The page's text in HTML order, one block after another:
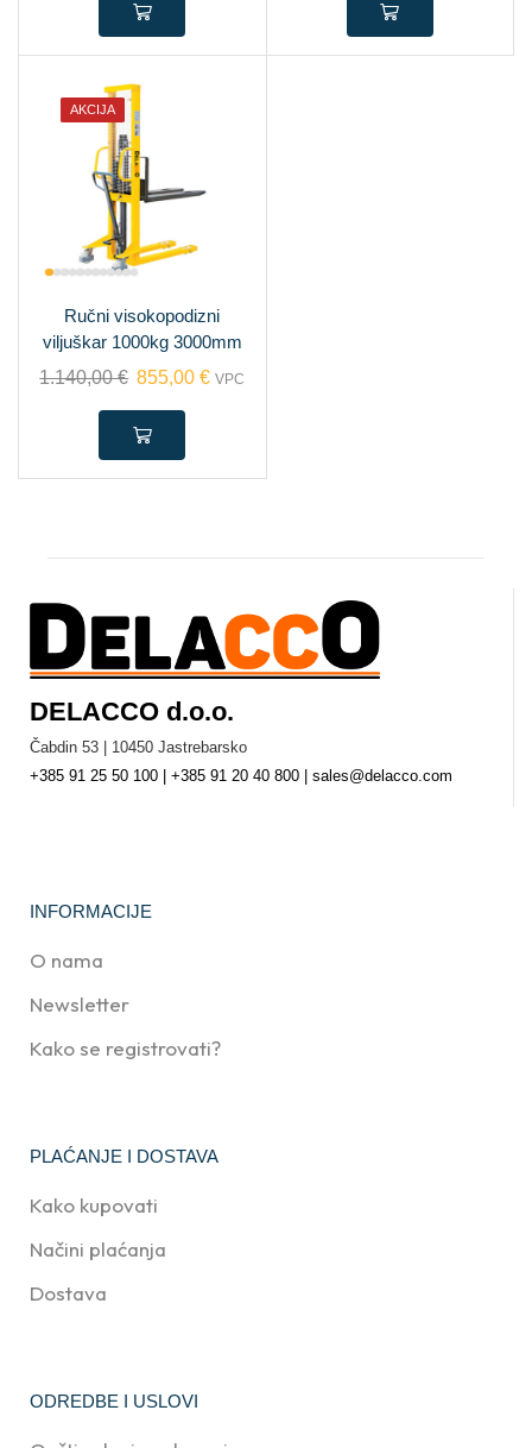
AKCIJA
Ručni visokopodizni
viljuškar 1000kg 3000mm
1.140,00€ 855,00€ VPC
DELACCO d.o.o.
Čabdin 53 | 10450 Jastrebarsko
+385 91 25 50 100 | +385 91 20 40 800 | sales@delacco.com
INFORMACIJE
O nama
Newsletter
Kako se registrovati?
PLAĆANJE I DOSTAVA
Kako kupovati
Načini plaćanja
Dostava
ODREDBE I USLOVI